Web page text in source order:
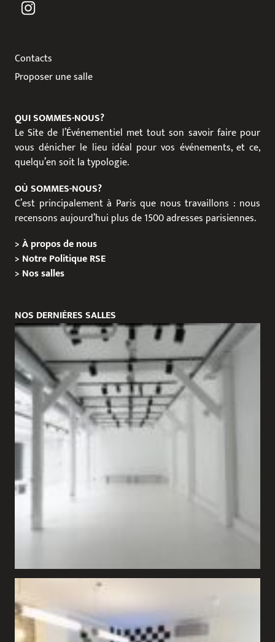
Contacts
Proposer une salle
QUI SOMMES-NOUS?
Le Site de l’Événementiel met tout son savoir faire pour
vous dénicher le lieu idéal pour vos événements, et ce,
quelqu’en soit la typologie.
OÙ SOMMES-NOUS?
C’est principalement à Paris que nous travaillons : nous
recensons aujourd’hui plus de 1500 adresses parisiennes.
>À propos de nous
> Notre Politique RSE
> Nos salles
NOS DERNIÈRES SALLES